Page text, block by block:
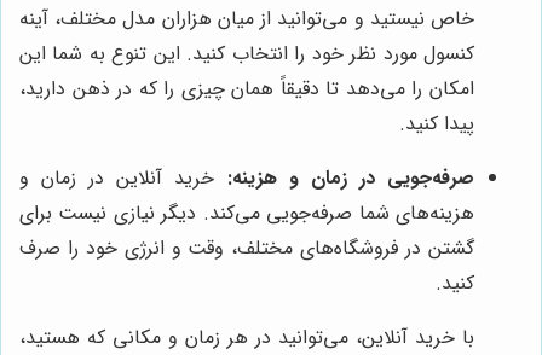
خاص نیستید و می‌توانید از میان هزاران مدل مختلف، آینه
کنسول مورد نظر خود را انتخاب کنید. این تنوع به شما این
امکان را می‌دهد تا دقیقاً همان چیزی را که در ذهن دارید،
پیدا کنید.
صرفه‌جویی در زمان و هزینه: خرید آنلاین در زمان و
هزینه‌های شما صرفه‌جویی می‌کند. دیگر نیازی نیست برای
گشتن در فروشگاه‌های مختلف، وقت و انرژی خود را صرف
کنید.
با خرید آنلاین، می‌توانید در هر زمان و مکانی که هستید،